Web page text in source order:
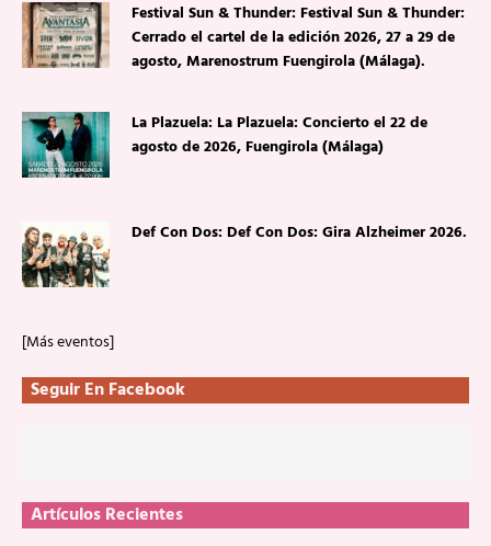
Festival Sun & Thunder: Festival Sun & Thunder:
Cerrado el cartel de la edición 2026, 27 a 29 de
agosto, Marenostrum Fuengirola (Málaga).
La Plazuela: La Plazuela: Concierto el 22 de
agosto de 2026, Fuengirola (Málaga)
Def Con Dos: Def Con Dos: Gira Alzheimer 2026.
[Más eventos]
Seguir En Facebook
Artículos Recientes